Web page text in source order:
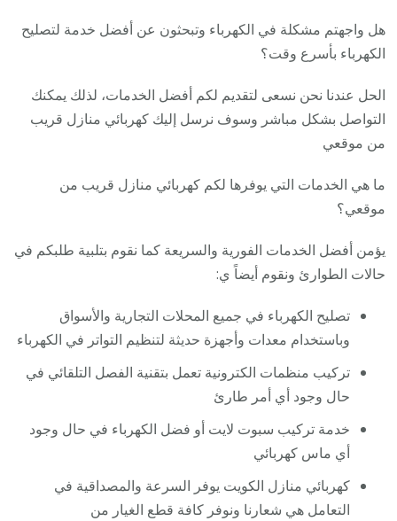
هل واجهتم مشكلة في الكهرباء وتبحثون عن أفضل خدمة لتصليح
الكهرباء بأسرع وقت؟
الحل عندنا نحن نسعى لتقديم لكم أفضل الخدمات، لذلك يمكنك
التواصل بشكل مباشر وسوف نرسل إليك كهربائي منازل قريب
من موقعي
ما هي الخدمات التي يوفرها لكم كهربائي منازل قريب من
موقعي؟
يؤمن أفضل الخدمات الفورية والسريعة كما نقوم بتلبية طلبكم في
حالات الطوارئ ونقوم أيضاً ي:
تصليح الكهرباء في جميع المحلات التجارية والأسواق
وباستخدام معدات وأجهزة حديثة لتنظيم التواتر في الكهرباء
تركيب منظمات الكترونية تعمل بتقنية الفصل التلقائي في
حال وجود أي أمر طارئ
خدمة تركيب سبوت لايت أو فضل الكهرباء في حال وجود
أي ماس كهربائي
كهربائي منازل الكويت يوفر السرعة والمصداقية في
التعامل هي شعارنا ونوفر كافة قطع الغيار من